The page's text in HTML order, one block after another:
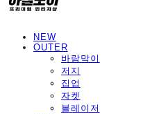
NEW
OUTER
바람막이
저지
집업
자켓
블레이저